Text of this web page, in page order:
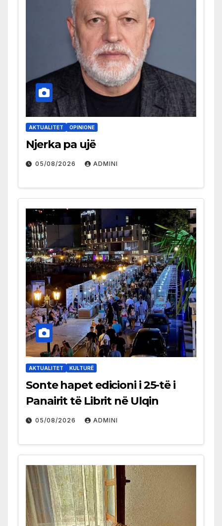
AKTUALITET OPINIONE
Njerka pa ujë
05/08/2026 ADMINI
AKTUALITET KULTURË
Sonte hapet edicioni i 25-të i
Panairit të Librit në Ulqin
05/08/2026 ADMINI